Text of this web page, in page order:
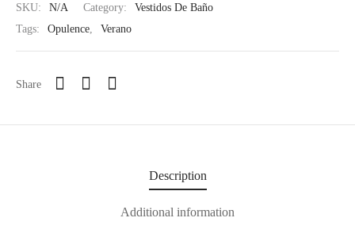
SKU: N/A Category:
Vestidos De Baño
Tags:
Opulence Verano
Share
Description
Additional information